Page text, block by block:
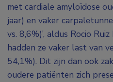
met cardiale amyloïdose
jaar) en vaker
vs. 8,6%)’, aldus Rocio
hadden ze vaker last van
54,1%). Dit zijn dan ook
oudere patiënten zich